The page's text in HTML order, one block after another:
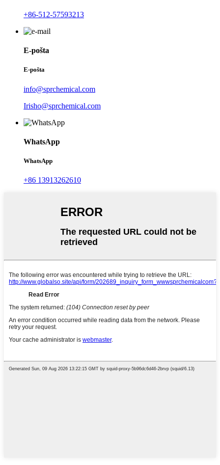
+86-512-57593213
E-pošta
E-pošta
info@sprchemical.com
Irisho@sprchemical.com
WhatsApp
WhatsApp
+86 13913262610